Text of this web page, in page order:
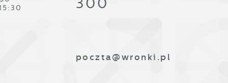
300
poczta@wronki.pl